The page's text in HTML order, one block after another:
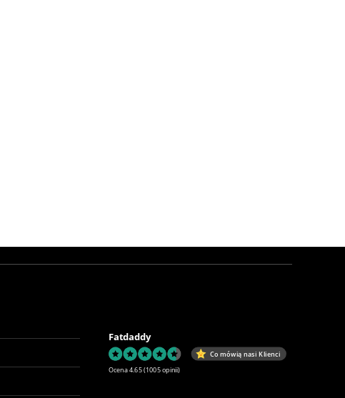
Fatdaddy
Co mówią nasi Klienci
Ocena 4.65 (1005 opinii)